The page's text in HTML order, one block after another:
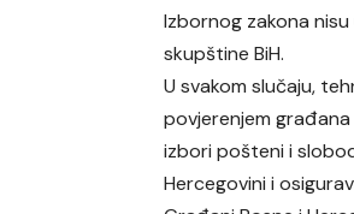
Izbornog zakona
skupštine BiH.
U svakom slučaju,
povjerenjem
izbori pošteni i
Hercegovini i